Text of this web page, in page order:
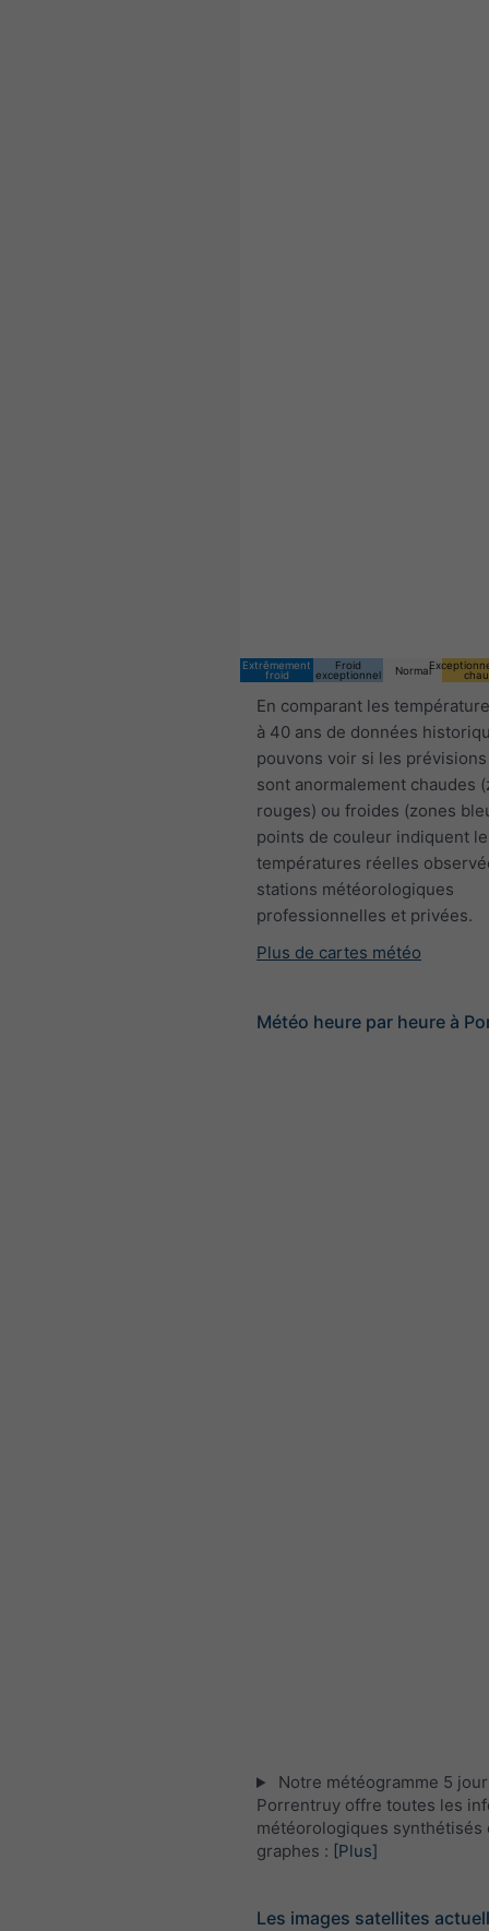
Extrêmement
froid
Froid
exceptionnel
Normal
En comparant les
à 40 ans de données
pouvons voir si les
sont anormalement chaudes
rouges) ou froides (zones
points de couleur indiquent
températures réelles
stations météorologiques
professionnelles et privées.
Plus de cartes météo
Météo heure par heure à
Notre météogramme 5
Porrentruy offre toutes les
météorologiques synthétisés
graphes : [Plus]
Les images satellites